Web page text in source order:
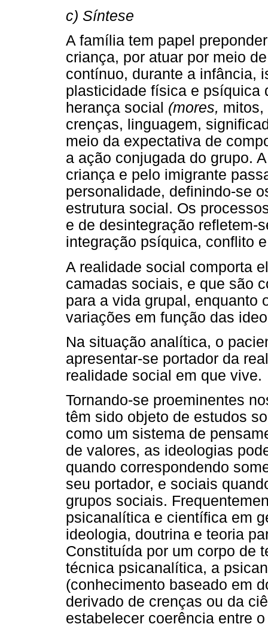
c) Síntese
A família tem papel
criança, por atuar por meio
contínuo, durante a infância,
plasticidade física e psíquica
herança social (mores, mitos,
crenças, linguagem,
meio da expectativa de
a ação conjugada do grupo.
criança e pelo imigrante
personalidade, definindo-se
estrutura social. Os
e de desintegração refletem-
integração psíquica, conflito
A realidade social comporta
camadas sociais, e que são
para a vida grupal, enquanto
variações em função das
Na situação analítica, o
apresentar-se portador da
realidade social em que vive.
Tornando-se proeminentes
têm sido objeto de estudos
como um sistema de
de valores, as ideologias
quando correspondendo
seu portador, e sociais
grupos sociais.
psicanalítica e científica em
ideologia, doutrina e teoria
Constituída por um corpo de
técnica psicanalítica, a
(conhecimento baseado em
derivado de crenças ou da
estabelecer coerência entre